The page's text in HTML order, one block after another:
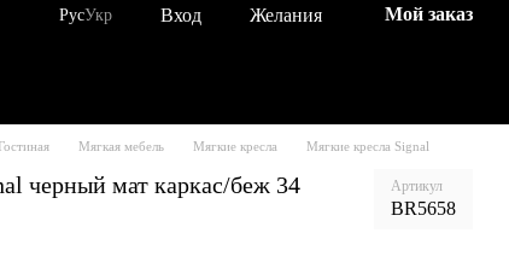
РусУкр Вход Желания Мой заказ
Гостиная Мягкая мебель Мягкие кресла Мягкие кресла Signal
черный мат каркас/беж 34 Артикул
BR5658